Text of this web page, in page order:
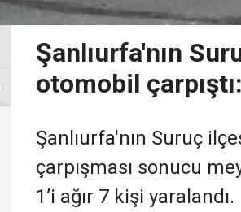
Şanlıurfa'nın
otomobil
Şanlıurfa'nın Suruç
çarpışması sonucu
1’i ağır 7 kişi yaralandı.